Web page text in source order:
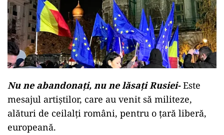
Nu ne abandonați, nu ne lăsați Rusiei-Este
mesajul artiștilor, care au venit să militeze,
alături de ceilalți români, pentru o țară liberă,
europeană.